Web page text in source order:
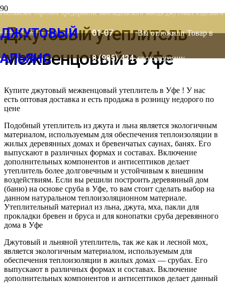
Российское торговое предприятие Бангладешского завода джутовых изделий и
натуральных материалов
ДЖУТОВЫЙ
АЛЬЯНС
01-07
8 (985) 424-
Вы отложилиТоварв
свою корзину.
Джутовый утеплитель
межвенцовый в Уфе
Купите джутовый межвенцовый утеплитель в Уфе ! У нас
есть оптовая доставка и есть продажа в розницу недорого по
цене
Подобный утеплитель из джута и льна является экологичным
материалом, используемым для обеспечения теплоизоляции в
жилых деревянных домах и бревенчатых саунах, банях. Его
выпускают в различных формах и составах. Включение
дополнительных компонентов и антисептиков делает
утеплитель более долговечным и устойчивым к внешним
воздействиям. Если вы решили построить деревянный дом
(баню) на основе сруба в Уфе, то вам стоит сделать выбор на
данном натуральном теплоизоляционном материале.
Утеплительный материал из льна, джута, мха, пакли для
прокладки бревен и бруса и для конопатки сруба деревянного
дома в Уфе
Джутовый и льняной утеплитель, так же как и лесной мох,
является экологичным материалом, используемым для
обеспечения теплоизоляции в жилых домах — срубах. Его
выпускают в различных формах и составах. Включение
дополнительных компонентов и антисептиков делает данный